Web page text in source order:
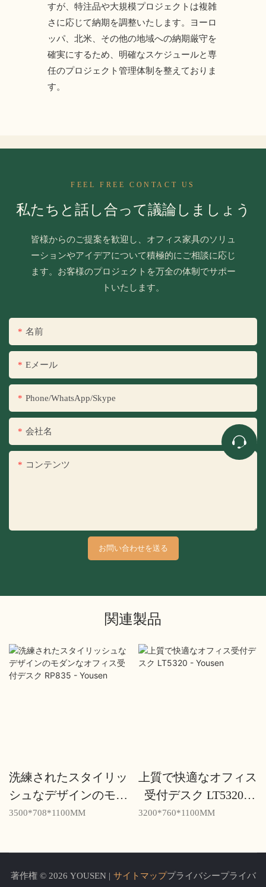
すが、特注品や大規模プロジェクトは複雑
さに応じて納期を調整いたします。ヨーロ
ッパ、北米、その他の地域への納期厳守を
確実にするため、明確なスケジュールと専
任のプロジェクト管理体制を整えておりま
す。
FEEL FREE CONTACT US
私たちと話し合って議論しましょう
皆様からのご提案を歓迎し、オフィス家具のソリュ
ーションやアイデアについて積極的にご相談に応じ
ます。お客様のプロジェクトを万全の体制でサポー
トいたします。
名前
Eメール
Phone/WhatsApp/Skype
会社名
コンテンツ
お問い合わせを送る
関連製品
洗練されたスタイリッ
シュなデザインのモダ
ンなオフィス受付デス
3500*708*1100MM
上質で快適なオフィス
受付デスク LT5320 -
Yousen
3200*760*1100MM
著作権 © 2026 YOUSEN | サイトマッププライバシープライバ